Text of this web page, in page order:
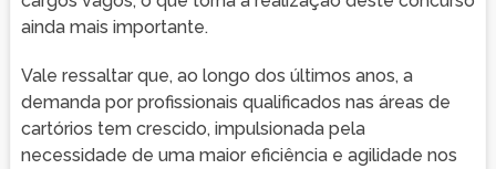
ainda mais importante.
Vale ressaltar que, ao longo dos últimos anos, a
demanda por profissionais qualificados nas áreas de
cartórios tem crescido, impulsionada pela
necessidade de uma maior eficiência e agilidade nos